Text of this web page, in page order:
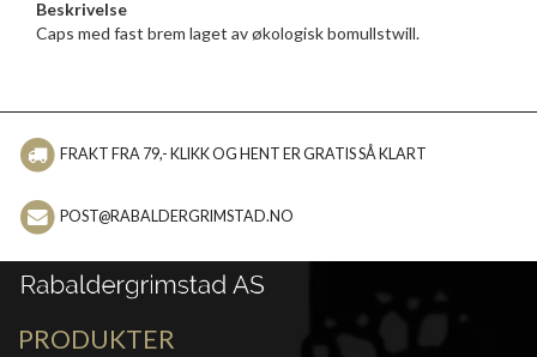
Beskrivelse
Caps med fast brem laget av økologisk bomullstwill.
FRAKT FRA 79,- KLIKK OG HENT ER GRATIS SÅ KLART
POST@RABALDERGRIMSTAD.NO
PRODUKTER